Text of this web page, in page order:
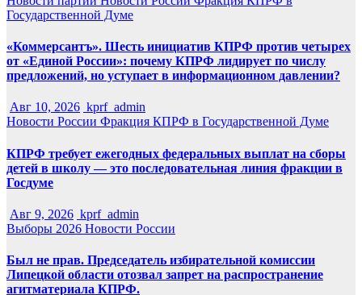
Государственной Думе
«Коммерсантъ». Шесть инициатив КПРФ против четырех
от «Единой России»: почему КПРФ лидирует по числу
предложений, но уступает в информационном давлении?
Авг 10, 2026 kprf_admin
Новости России Фракция КПРФ в Государственной Думе
КПРФ требует ежегодных федеральных выплат на сборы
детей в школу — это последовательная линия фракции в
Госдуме
Авг 9, 2026 kprf_admin
Выборы 2026 Новости России
Был не прав. Председатель избирательной комиссии
Липецкой области отозвал запрет на распространение
агитматериала КПРФ.